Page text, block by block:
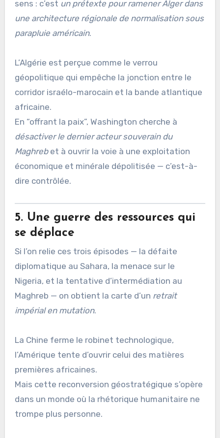
sens : c’est un prétexte pour ramener Alger dans
une architecture régionale de normalisation sous
parapluie américain.
L’Algérie est perçue comme le verrou
géopolitique qui empêche la jonction entre le
corridor israélo-marocain et la bande atlantique
africaine.
En “offrant la paix”, Washington cherche à
désactiver le dernier acteur souverain du
Maghrebet à ouvrir la voie à une exploitation
économique et minérale dépolitisée — c’est-à-
dire contrôlée.
5. Une guerre des ressources qui
se déplace
Si l’on relie ces trois épisodes — la défaite
diplomatique au Sahara, la menace sur le
Nigeria, et la tentative d’intermédiation au
Maghreb — on obtient la carte d’un retrait
impérial en mutation.
La Chine ferme le robinet technologique,
l’Amérique tente d’ouvrir celui des matières
premières africaines.
Mais cette reconversion géostratégique s’opère
dans un monde où la rhétorique humanitaire ne
trompe plus personne.